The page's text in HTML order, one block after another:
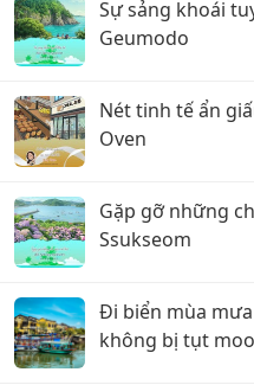
Sự sảng khoái
Geumodo
Nét tinh tế ẩn
Oven
Gặp gỡ những
Ssukseom
Đi biển mùa
không bị tụt